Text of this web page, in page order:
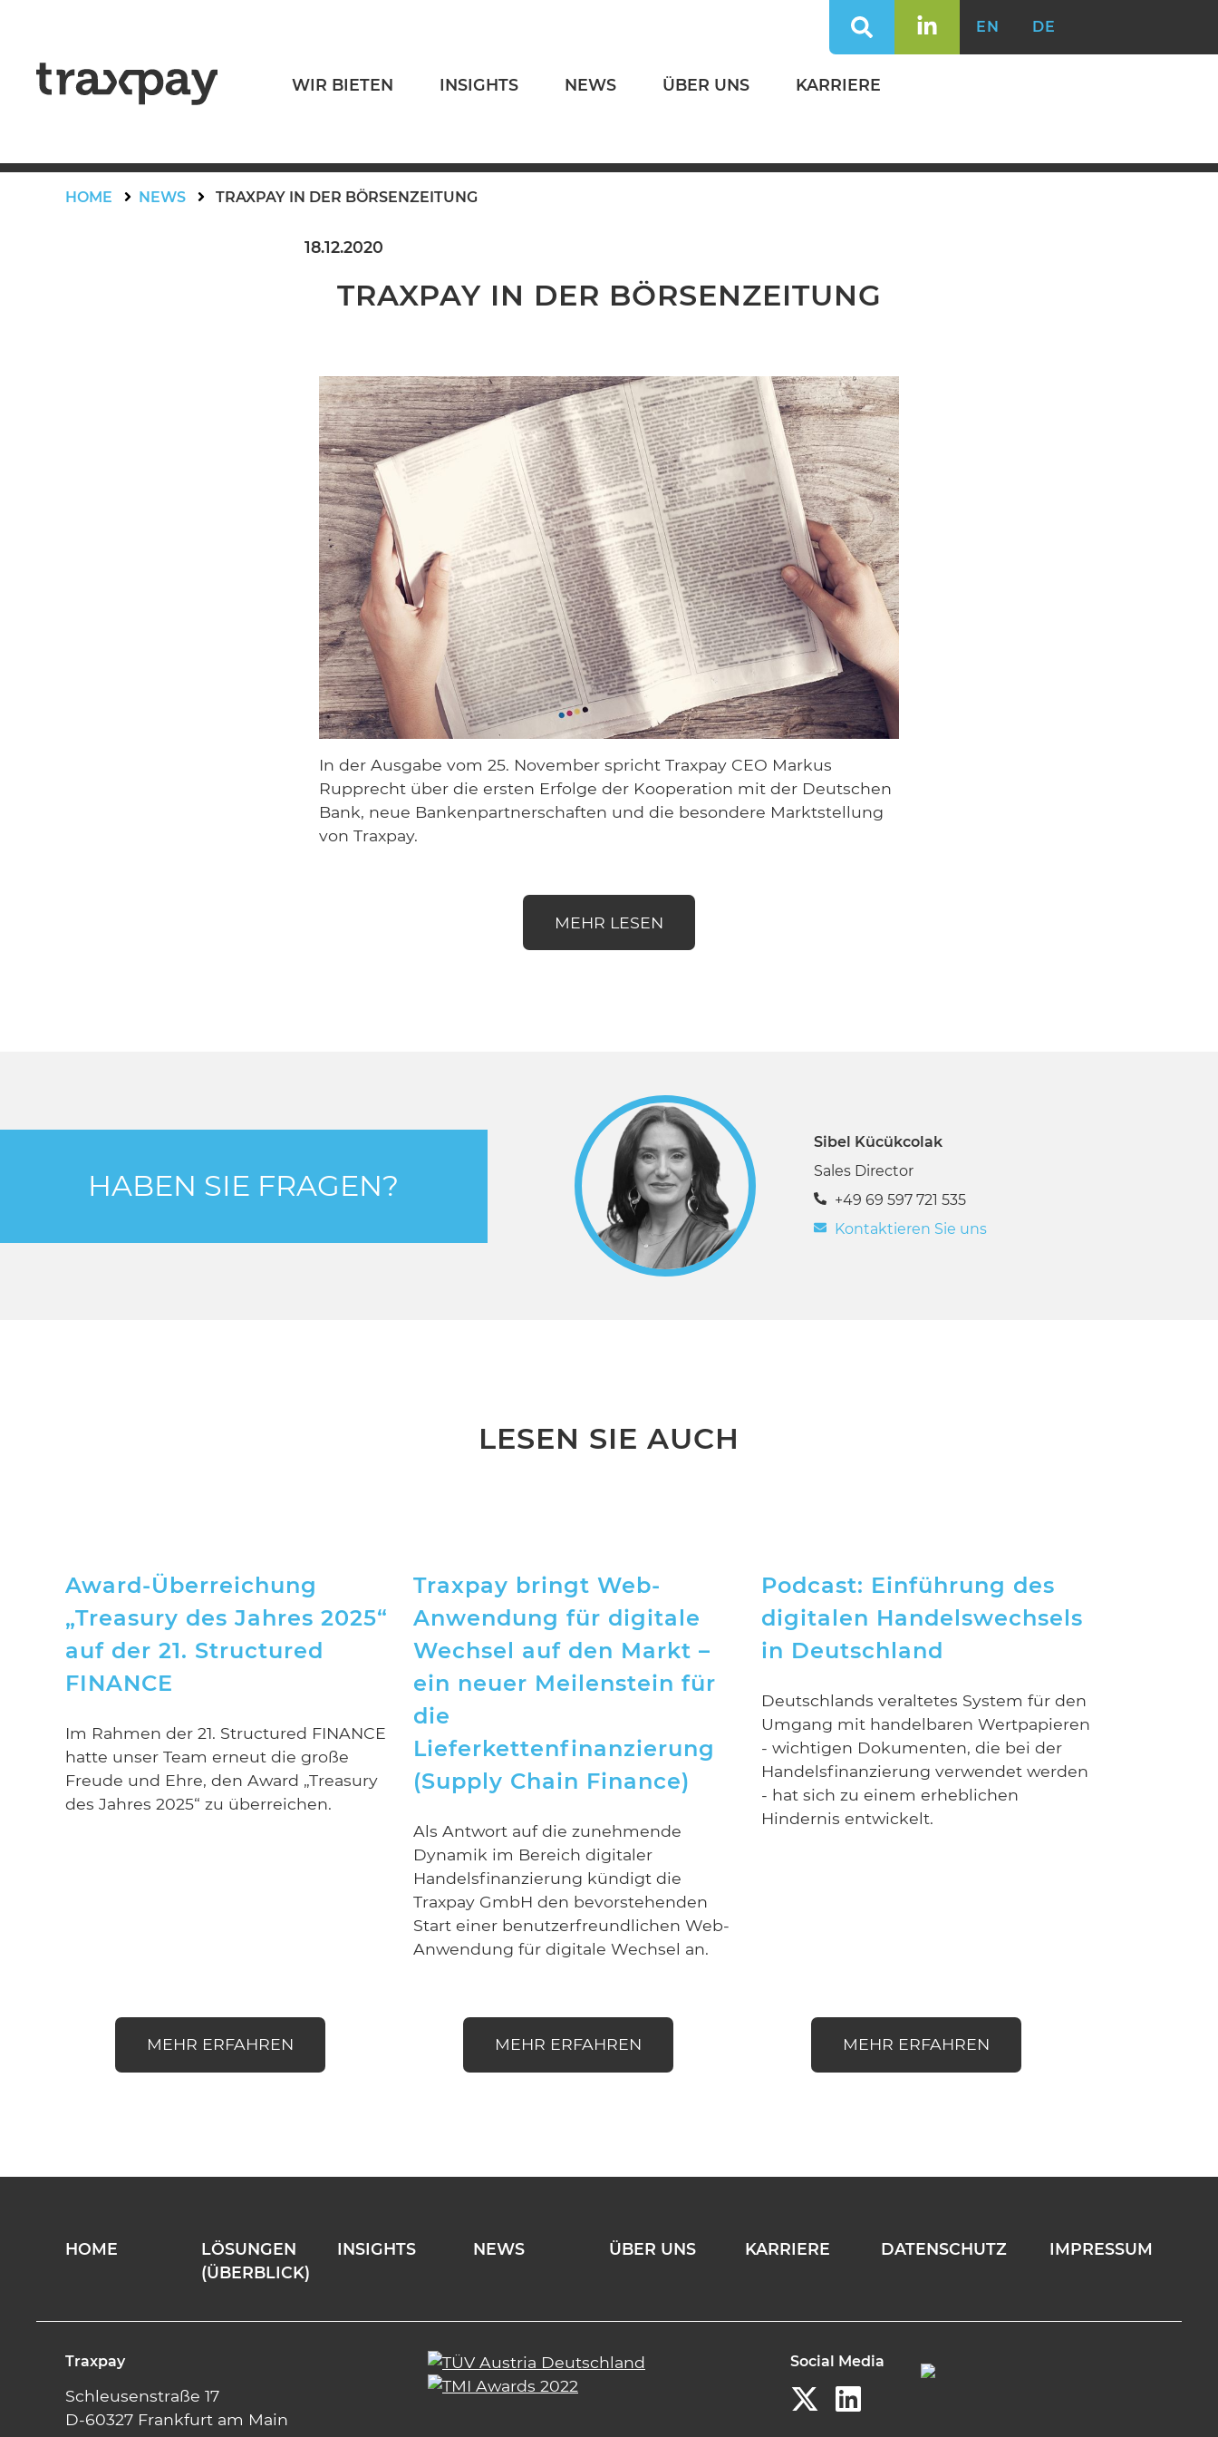
EN
DE
WIR BIETEN INSIGHTS NEWS ÜBER UNS KARRIERE
HOME NEWS TRAXPAY IN DER BÖRSENZEITUNG
18.12.2020
TRAXPAY IN DER BÖRSENZEITUNG
In der Ausgabe vom 25. November spricht Traxpay CEO Markus
Rupprecht über die ersten Erfolge der Kooperation mit der Deutschen
Bank, neue Bankenpartnerschaften und die besondere Marktstellung
von Traxpay.
MEHR LESEN
HABEN SIE FRAGEN?
Sibel Kücükcolak
Sales Director
+49 69 597 721 535
Kontaktieren Sie uns
LESEN SIE AUCH
Award-Überreichung
„Treasury des Jahres 2025“
auf der 21. Structured
FINANCE
Im Rahmen der 21. Structured FINANCE
hatte unser Team erneut die große
Freude und Ehre, den Award „Treasury
des Jahres 2025“ zu überreichen.
MEHR ERFAHREN
Traxpay bringt Web-
Anwendung für digitale
Wechsel auf den Markt –
ein neuer Meilenstein für
die
Lieferkettenfinanzierung
(Supply Chain Finance)
Als Antwort auf die zunehmende
Dynamik im Bereich digitaler
Handelsfinanzierung kündigt die
Traxpay GmbH den bevorstehenden
Start einer benutzerfreundlichen Web-
Anwendung für digitale Wechsel an.
MEHR ERFAHREN
Podcast: Einführung des
digitalen Handelswechsels
in Deutschland
Deutschlands veraltetes System für den
Umgang mit handelbaren Wertpapieren
- wichtigen Dokumenten, die bei der
Handelsfinanzierung verwendet werden
- hat sich zu einem erheblichen
Hindernis entwickelt.
MEHR ERFAHREN
HOME
LÖSUNGEN
(ÜBERBLICK)
INSIGHTS NEWS ÜBER UNS KARRIERE DATENSCHUTZ IMPRESSUM
Traxpay
Schleusenstraße 17
D-60327 Frankfurt am Main
Social Media